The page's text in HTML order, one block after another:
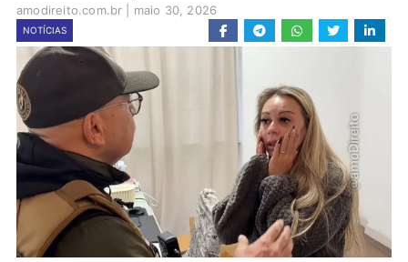
amodireito.com.br maio 30, 2026
NOTÍCIAS